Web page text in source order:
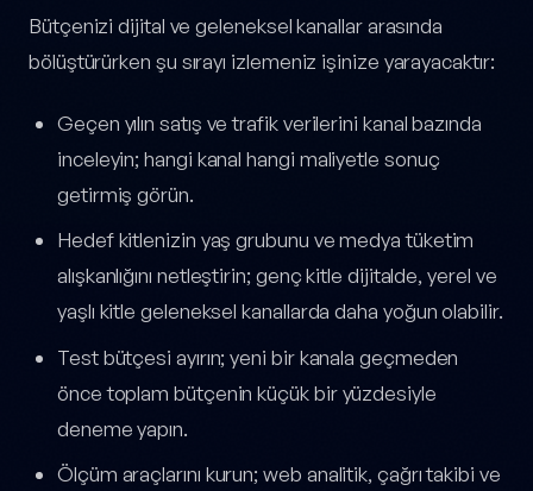
Bütçenizi dijital ve geleneksel kanallar arasında
bölüştürürken şu sırayı izlemeniz işinize yarayacaktır:
Geçen yılın satış ve trafik verilerini kanal bazında
inceleyin; hangi kanal hangi maliyetle sonuç
getirmiş görün.
Hedef kitlenizin yaş grubunu ve medya tüketim
alışkanlığını netleştirin; genç kitle dijitalde, yerel ve
yaşlı kitle geleneksel kanallarda daha yoğun olabilir.
Test bütçesi ayırın; yeni bir kanala geçmeden
önce toplam bütçenin küçük bir yüzdesiyle
deneme yapın.
Ölçüm araçlarını kurun; web analitik, çağrı takibi ve